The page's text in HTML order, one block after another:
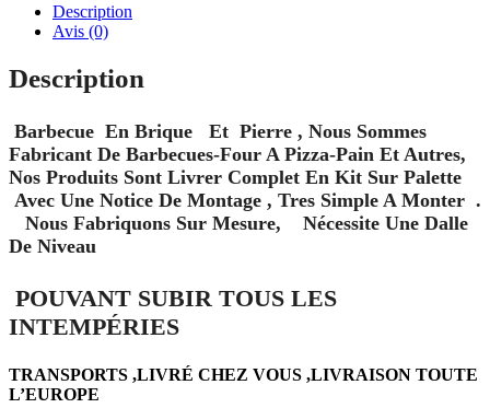
Description
Avis (0)
Description
Barbecue En Brique Et Pierre , Nous Sommes
Fabricant De Barbecues-Four A Pizza-Pain Et Autres,
Nos Produits Sont Livrer Complet En Kit Sur Palette
Avec Une Notice De Montage , Tres Simple A Monter .
Nous Fabriquons Sur Mesure, Nécessite Une Dalle
De Niveau
POUVANT SUBIR TOUS LES
INTEMPÉRIES
TRANSPORTS ,LIVRÉ CHEZ VOUS ,LIVRAISON TOUTE
L’EUROPE